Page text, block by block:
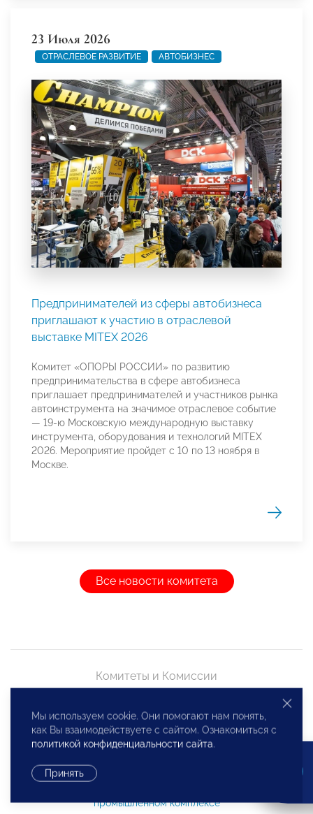
23 Июля 2026
ОТРАСЛЕВОЕ РАЗВИТИЕ АВТОБИЗНЕС
Предпринимателей из сферы автобизнеса
приглашают к участию в отраслевой
выставке MITEX 2026
Комитет «ОПОРЫ РОССИИ» по развитию
предпринимательства в сфере автобизнеса
приглашает предпринимателей и участников рынка
автоинструмента на значимое отраслевое событие
— 19-ю Московскую международную выставку
инструмента, оборудования и технологий MITEX
2026. Мероприятие пройдет с 10 по 13 ноября в
Москве.
Все новости комитета
Комитеты и Комиссии
Комиссии
промышленном комплексе
Мы используем cookie. Они помогают нам понять,
как Вы взаимодействуете с сайтом. Ознакомиться с
политикой конфиденциальности сайта.
Принять